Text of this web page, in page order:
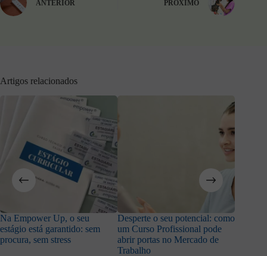
ANTERIOR PRÓXIMO
Artigos relacionados
Na Empower Up, o seu
estágio está garantido: sem
procura, sem stress
Desperte o seu potencial: como
um Curso Profissional pode
abrir portas no Mercado de
Trabalho